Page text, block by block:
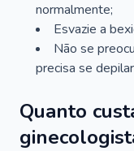
normalmente;
Esvazie a
Não se
precisa se
Quanto